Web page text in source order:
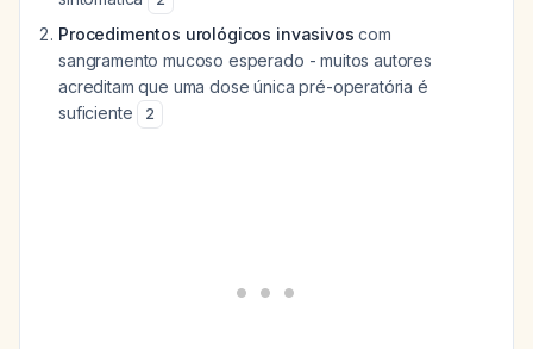
Procedimentos urológicos invasivos com
sangramento mucoso esperado - muitos autores
acreditam que uma dose única pré-operatória é
suficiente
2